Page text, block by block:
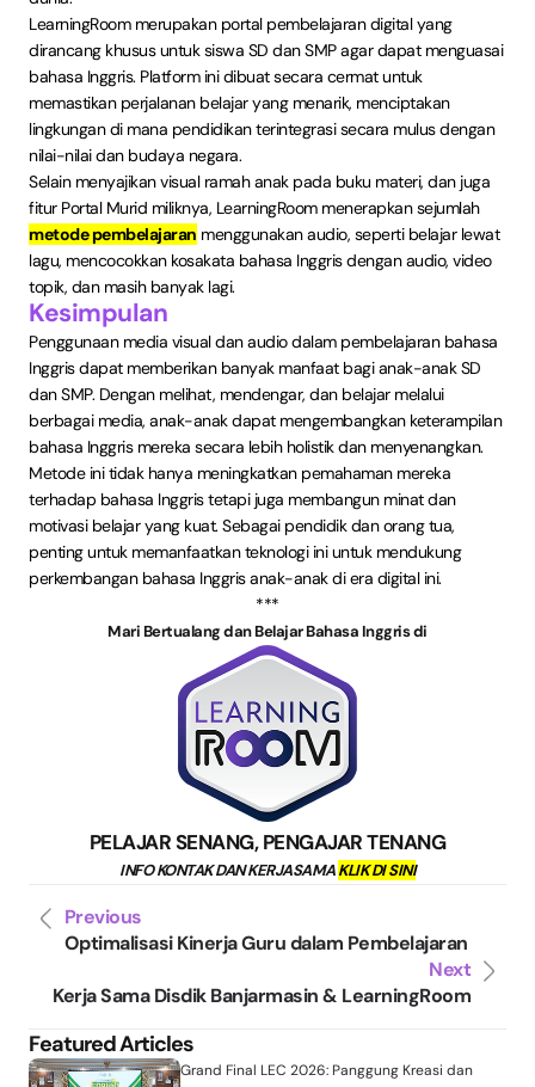
LearningRoom merupakan portal pembelajaran digital yang
dirancang khusus untuk siswa SD dan SMP agar dapat menguasai
bahasa Inggris. Platform ini dibuat secara cermat untuk
memastikan perjalanan belajar yang menarik, menciptakan
lingkungan di mana pendidikan terintegrasi secara mulus dengan
nilai-nilai dan budaya negara.
Selain menyajikan visual ramah anak pada buku materi, dan juga
fitur Portal Murid miliknya, LearningRoom menerapkan sejumlah
metode pembelajaran menggunakan audio, seperti belajar lewat
lagu, mencocokkan kosakata bahasa Inggris dengan audio, video
topik, dan masih banyak lagi.
Kesimpulan
Penggunaan media visual dan audio dalam pembelajaran bahasa
Inggris dapat memberikan banyak manfaat bagi anak-anak SD
dan SMP. Dengan melihat, mendengar, dan belajar melalui
berbagai media, anak-anak dapat mengembangkan keterampilan
bahasa Inggris mereka secara lebih holistik dan menyenangkan.
Metode ini tidak hanya meningkatkan pemahaman mereka
terhadap bahasa Inggris tetapi juga membangun minat dan
motivasi belajar yang kuat. Sebagai pendidik dan orang tua,
penting untuk memanfaatkan teknologi ini untuk mendukung
perkembangan bahasa Inggris anak-anak di era digital ini.
***
Mari Bertualang dan Belajar Bahasa Inggris di
PELAJAR SENANG, PENGAJAR TENANG
INFO KONTAK DAN KERJASAMAKLIK DI SINI
Previous
Optimalisasi Kinerja Guru dalam Pembelajaran
Next
Kerja Sama Disdik Banjarmasin & LearningRoom
Featured Articles
Grand Final LEC 2026: Panggung Kreasi dan